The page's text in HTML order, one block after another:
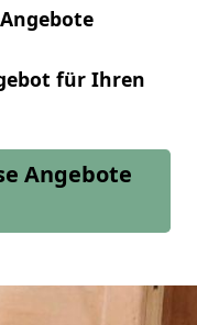
für Ihren
Angebote